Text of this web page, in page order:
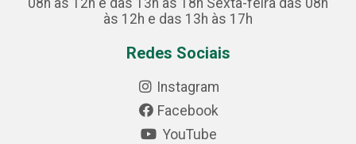
08h às 12h e das 13h às 18h Sexta-feira das 08h
às 12h e das 13h às 17h
Redes Sociais
Instagram
Facebook
YouTube